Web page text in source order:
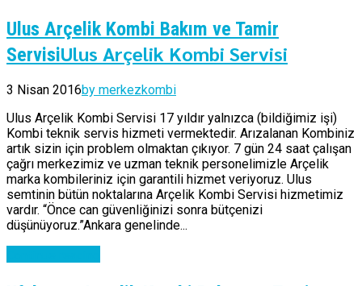
Ulus Arçelik Kombi Bakım ve Tamir
ServisiUlus Arçelik Kombi Servisi
3 Nisan 2016by merkezkombi
Ulus Arçelik Kombi Servisi 17 yıldır yalnızca (bildiğimiz işi)
Kombi teknik servis hizmeti vermektedir. Arızalanan Kombiniz
artık sizin için problem olmaktan çıkıyor. 7 gün 24 saat çalışan
çağrı merkezimiz ve uzman teknik personelimizle Arçelik
marka kombileriniz için garantili hizmet veriyoruz. Ulus
semtinin bütün noktalarına Arçelik Kombi Servisi hizmetimiz
vardır. “Önce can güvenliğinizi sonra bütçenizi
düşünüyoruz.”Ankara genelinde...